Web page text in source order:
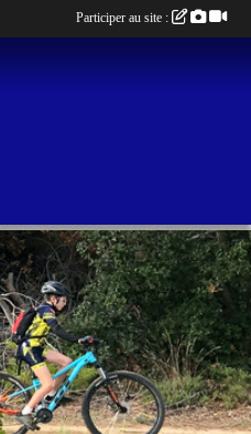
Participer au site :